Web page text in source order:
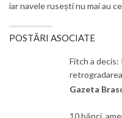
iar navele rusești nu mai au
POSTĂRI ASOCIATE
Fitch a decis:
10 bănci,